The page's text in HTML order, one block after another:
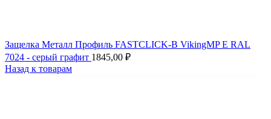
Защелка Металл Профиль FASTCLICK-В VikingMP E RAL
7024 - серый графит 1845,00 ₽
Назад к товарам